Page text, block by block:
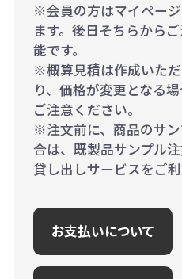
※会員の方はマイペー
ます。後日そちらから
能です。
※概算見積は作成いた
り、価格が変更となる
ご注意ください。
※注文前に、商品のサ
合は、既製品サンプル
貸し出しサービスをご利
お支払いについて